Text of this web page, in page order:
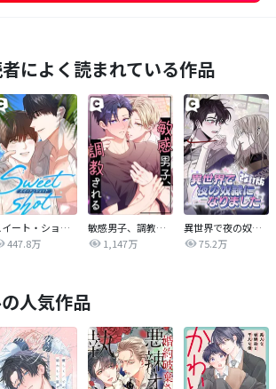
によく読まれている作品
スイート・ショット
447.8万
敏感男子、調教される
1,147万
異世界で夜の奴隷になりました【改訂版】
75.2万
人気作品